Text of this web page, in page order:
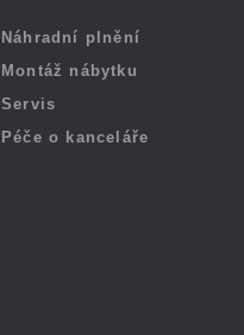
Náhradní plnění
Montáž nábytku
Servis
Péče o kanceláře